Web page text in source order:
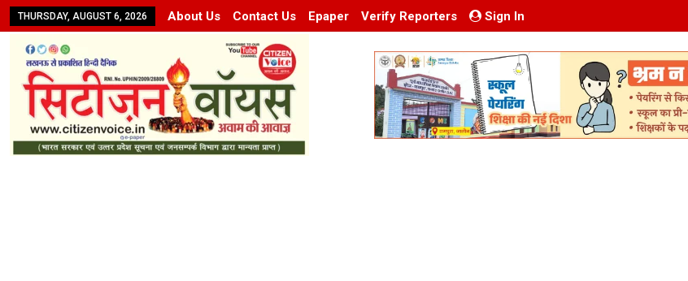
THURSDAY, AUGUST 6, 2026 About Us Contact Us Epaper Verify Reporters Sign In